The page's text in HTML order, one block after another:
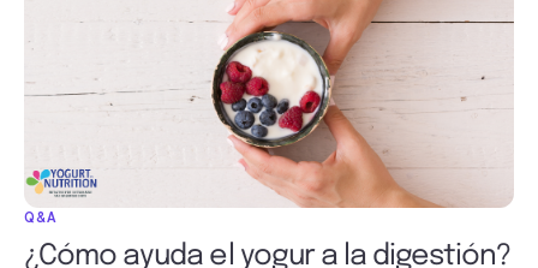
Q&A
¿Cómo ayuda el yogur a la digestión?